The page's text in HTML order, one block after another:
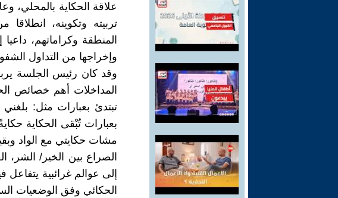
علاقة الحكاية بالمحلي،
تربيته وتكوينه،
المنطقة وكراماتهم، داعيا
وإخراجها من التداول
وقد كان رئيس الجلسة
المداخلات أهم خصائص
تبتدئ بعبارات مثل:
بعبارات تُبْقى الحكاية
مشات حكايتي مع الواد
الصراع بين الخير/ الشر،
إلى عوالم غرائبية يتفاعل
الحكائي وفق الوضعيات